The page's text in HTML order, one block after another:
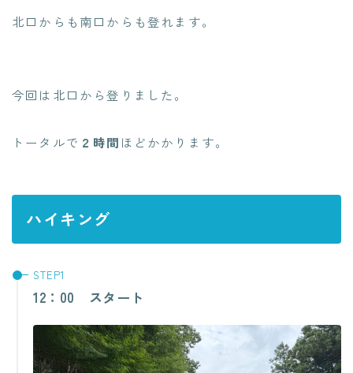
北口からも南口からも登れます。
今回は北口から登りました。
トータルで ２時間 ほどかかります。
ハイキング
12：00 スタート